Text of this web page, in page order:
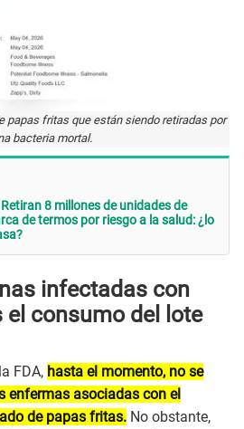
papas fritas que están siendo retiradas por
bacteria mortal.
Retiran 8 millones de unidades de
de termos por riesgo a la salud: ¿lo
infectadas con
consumo del lote
FDA, hasta el momento, no se
enfermas asociadas con el
de papas fritas. No obstante,